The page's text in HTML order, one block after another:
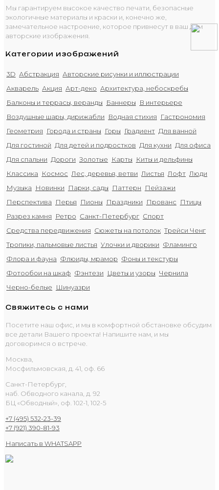
Мы гарантируем высокое качество печати, безопасные
экологичные материалы и краски и, конечно же,
замечательное настроение, которое привнесут в ваш дом
авторские изображения.
Категории изображений
3D Абстракция Авторские рисунки и иллюстрации
Акварель Акция Арт-деко Архитектура, небоскребы
Балконы и террасы, веранды
Баннеры
В интерьере
Воздушные шары, дирижабли
Водная стихия
Гастрономия
Геометрия
Города и страны Горы Градиент Для ванной
Для гостиной Для детей и подростков Для кухни Для офиса
Для спальни Дороги Золотые Карты
Киты и дельфины
Классика
Космос Лес, деревья, ветви Листья Лофт Люди
Музыка
Новинки Парки, сады Паттерн
Пейзажи
Перспектива
Перья Пионы Праздники Прованс
Птицы
Разрез камня
Ретро Санкт-Петербург Спорт
Средства передвижения Сюжеты на потолок Трейси Ченг
Тропики, пальмовые листья Улочки и дворики Фламинго
Флора и фауна Флюиды, мрамор Фоны и текстуры
Фотообои на шкаф Фэнтези Цветы и узоры Чернила
Черно-белые
Шинуазри
Свяжитесь с нами
Посетите наш офис, и мы в комфортной обстановке обсудим
все детали Вашего проекта! Напишите нам, и мы
договоримся о встрече.
Москва,
Мосфильмовская, д. 41, оф. 66
Санкт-Петербург,
наб. Обводного канала, д. 92
БЦ «Обводный», оф. 102-1, 102-5
+7 (495) 532-23-39
+7 (921) 390-81-93
Написать в WHATSAPP